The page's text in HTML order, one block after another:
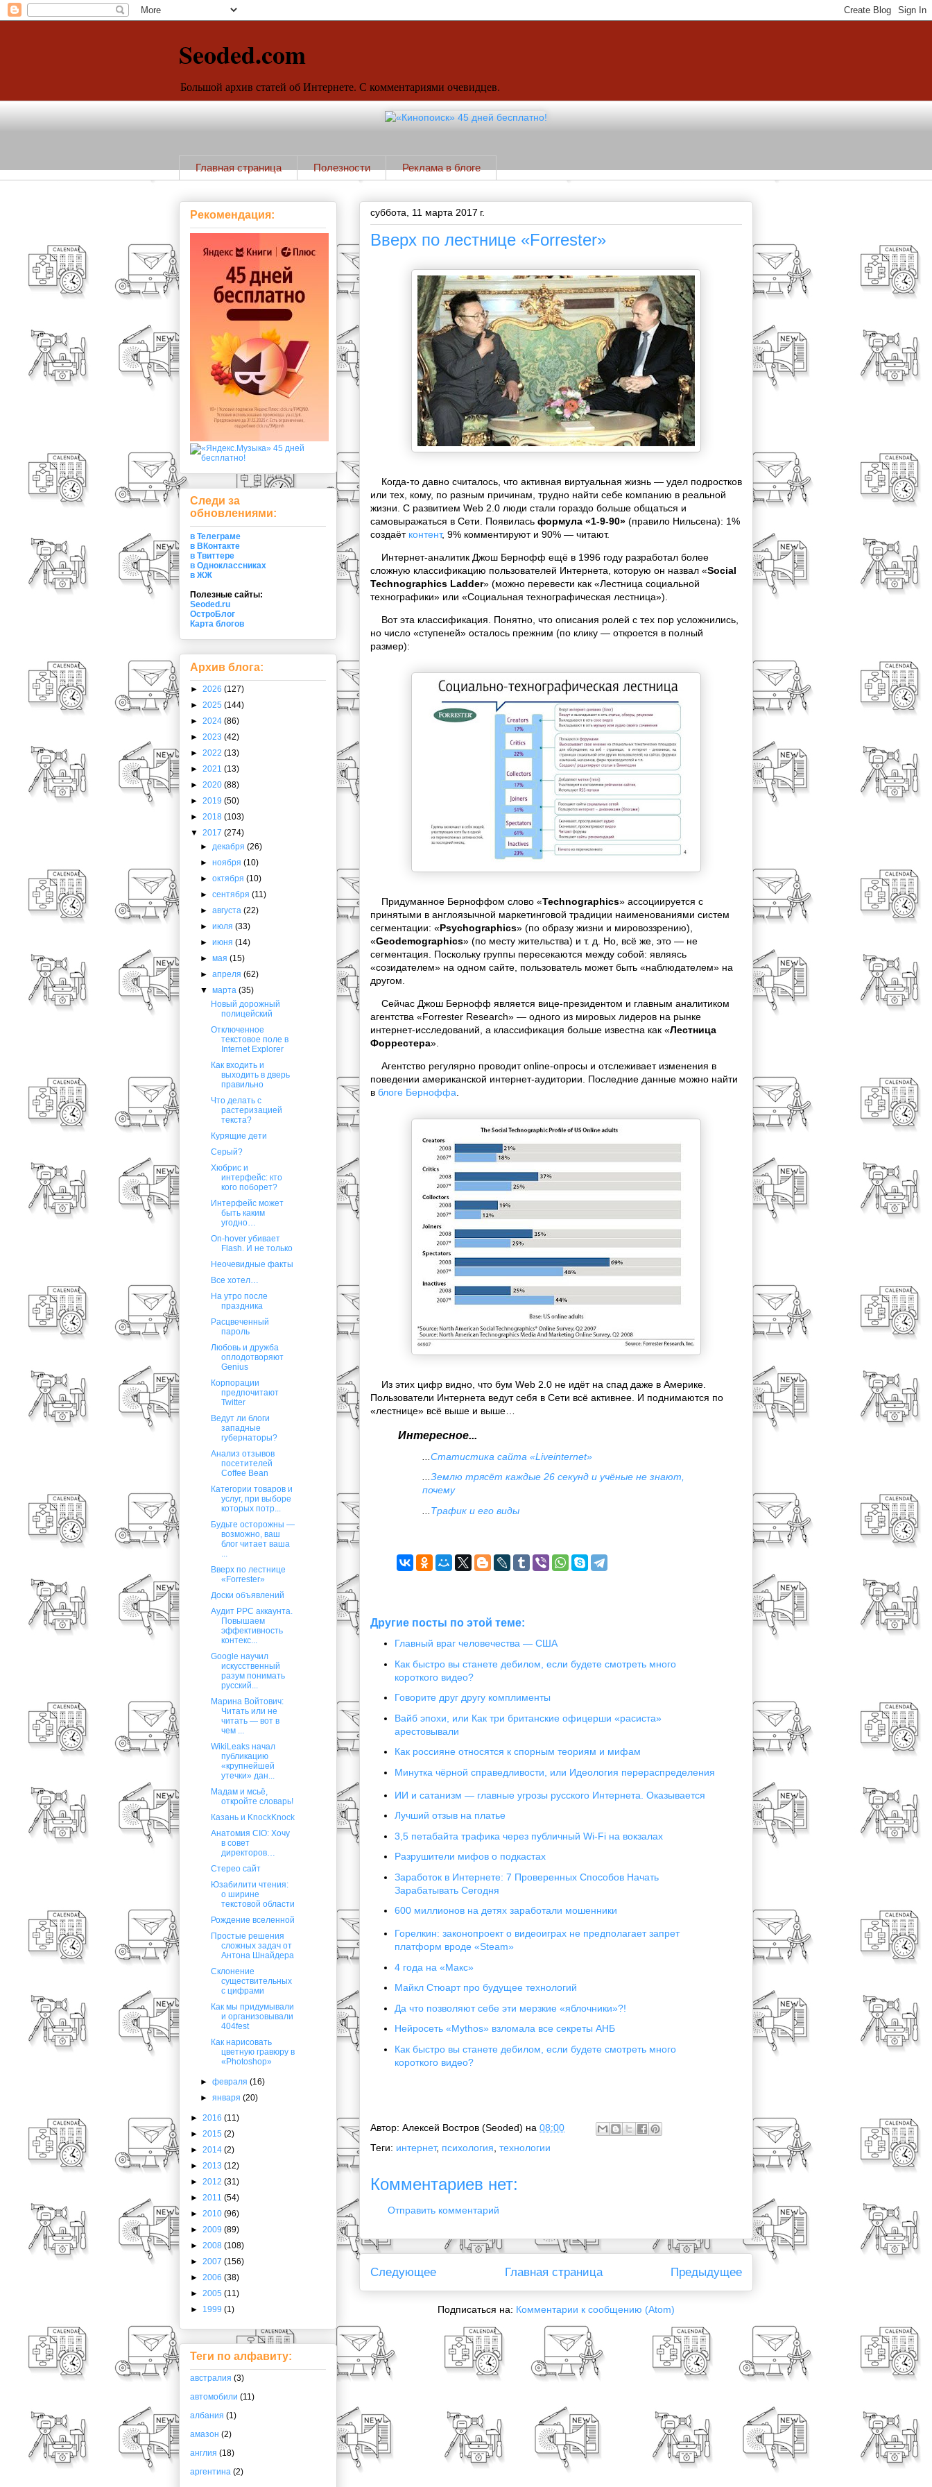
Seoded.com
Большой архив статей об Интернете. С комментариями очевидцев.
Главная страница Полезности Реклама в блоге
суббота, 11 марта 2017 г.
Вверх по лестнице «Forrester»
Когда-то давно считалось, что активная виртуальная жизнь — удел подростков
или тех, кому, по разным причинам, трудно найти себе компанию в реальной
жизни. С развитием Web 2.0 люди стали гораздо больше общаться и
самовыражаться в Сети. Появилась формула «1-9-90» (правило Нильсена): 1%
создаёт контент, 9% комментируют и 90% — читают.
Интернет-аналитик Джош Бернофф ещё в 1996 году разработал более
сложную классификацию пользователей Интернета, которую он назвал «Social
Technographics Ladder» (можно перевести как «Лестница социальной
технографики» или «Социальная технографическая лестница»).
Вот эта классификация. Понятно, что описания ролей с тех пор усложнились,
но число «ступеней» осталось прежним (по клику — откроется в полный
размер):
Придуманное Берноффом слово «Technographics» ассоциируется с
принятыми в англоязычной маркетинговой традиции наименованиями систем
сегментации: «Psychographics» (по образу жизни и мировоззрению),
«Geodemographics» (по месту жительства) и т. д. Но, всё же, это — не
сегментация. Поскольку группы пересекаются между собой: являясь
«созидателем» на одном сайте, пользователь может быть «наблюдателем» на
другом.
Сейчас Джош Бернофф является вице-президентом и главным аналитиком
агентства «Forrester Research» — одного из мировых лидеров на рынке
интернет-исследований, а классификация больше известна как «Лестница
Форрестера».
Агентство регулярно проводит online-опросы и отслеживает изменения в
поведении американской интернет-аудитории. Последние данные можно найти
в блоге Берноффа
Из этих цифр видно, что бум Web 2.0 не идёт на спад даже в Америке.
Пользователи Интернета ведут себя в Сети всё активнее. И поднимаются по
«лестнице» всё выше и выше…
Интересное...
Статистика сайта «Liveinternet»
Землю трясёт каждые 26 секунд и учёные не знают,
почему
Трафик и его виды
Другие посты по этой теме:
Главный враг человечества — США
Как быстро вы станете дебилом, если будете смотреть много
короткого видео?
Говорите друг другу комплименты
Вайб эпохи, или Как три британские офицерши «расиста»
арестовывали
Как россияне относятся к спорным теориям и мифам
Минутка чёрной справедливости, или Идеология перераспределения
ИИ и сатанизм — главные угрозы русского Интернета. Оказывается
Лучший отзыв на платье
3,5 петабайта трафика через публичный Wi-Fi на вокзалах
Разрушители мифов о подкастах
Заработок в Интернете: 7 Проверенных Способов Начать
Зарабатывать Сегодня
600 миллионов на детях заработали мошенники
Горелкин: законопроект о видеоиграх не предполагает запрет
платформ вроде «Steam»
4 года на «Макс»
Майкл Стюарт про будущее технологий
Да что позволяют себе эти мерзкие «яблочники»?!
Нейросеть «Mythos» взломала все секреты АНБ
Как быстро вы станете дебилом, если будете смотреть много
короткого видео?
Автор: Алексей Востров (Seoded) на 08:00
Теги: интернет, психология, технологии
Комментариев нет:
Отправить комментарий
Следующее Предыдущее
Главная страница
Подписаться на: Комментарии к сообщению (Atom)
Рекомендация:
Следи за
обновлениями:
в Телеграме
в ВКонтакте
в Твиттере
в Одноклассниках
в ЖЖ
Полезные сайты:
Seoded.ru
ОстроБлог
Карта блогов
Архив блога:
► 2026 (127)
► 2025 (144)
► 2024 (86)
► 2023 (42)
► 2022 (13)
► 2021 (13)
► 2020 (88)
► 2019 (50)
► 2018 (103)
▼ 2017 (274)
► декабря(26)
►ноября(10)
►октября(10)
►сентября(11)
►августа(22)
►июля(33)
►июня(14)
►мая(15)
►апреля(62)
▼марта(35)
Новый дорожный
полицейский
Отключенное
текстовое поле в
Internet Explorer
Как входить и
выходить в дверь
правильно
Что делать c
растеризацией
текста?
Курящие дети
Серый?
Хюбрис и
интерфейс: кто
кого поборет?
Интерфейс может
быть каким
угодно…
On-hover убивает
Flash. И не только
Неочевидные факты
Все хотел…
На утро после
праздника
Расцвеченный
пароль
Любовь и дружба
оплодотворяют
Genius
Корпорации
предпочитают
Twitter
Ведут ли блоги
западные
губернаторы?
Анализ отзывов
посетителей
Coffee Bean
Категории товаров и
услуг, при выборе
которых потр...
Будьте осторожны —
возможно, ваш
блог читает ваша
Вверх по лестнице
«Forrester»
Доски объявлений
Аудит PPC аккаунта.
Повышаем
эффективность
контекс...
Google научил
искусственный
разум понимать
русский...
Марина Войтович:
Читать или не
читать — вот в
чем ...
WikiLeaks начал
публикацию
«крупнейшей
утечки» дан...
Мадам и мсьё,
откройте словарь!
Казань и KnockKnock
Анатомия CIO: Хочу
в совет
директоров…
Стерео сайт
Юзабилити чтения:
о ширине
текстовой области
Рождение вселенной
Простые решения
сложных задач от
Антона Шнайдера
Склонение
существительных
с цифрами
Как мы придумывали
и организовывали
404fest
Как нарисовать
цветную гравюру в
«Photoshop»
►февраля(16)
►января(20)
► 2016 (11)
► 2015 (2)
► 2014 (2)
► 2013 (12)
► 2012 (31)
► 2011 (54)
► 2010 (96)
► 2009 (89)
► 2008 (108)
► 2007 (156)
► 2006 (38)
► 2005 (11)
► 1999 (1)
Теги по алфавиту:
австралия (3)
автомобили (11)
албания (1)
амазон (2)
англия (18)
аргентина (2)